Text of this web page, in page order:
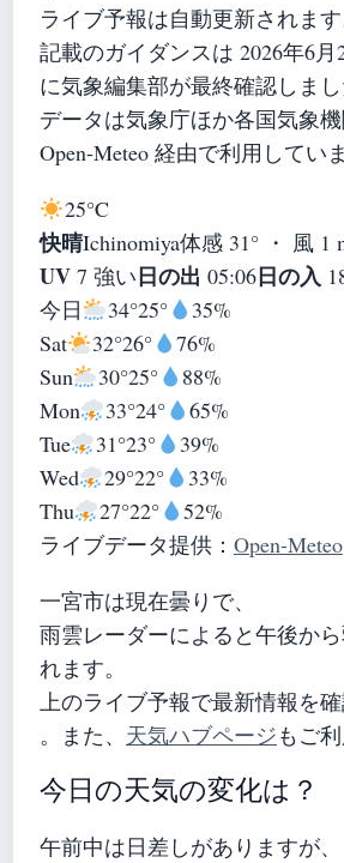
ライブ予報は自動更新されます
記載のガイダンスは 2026年6月
に気象編集部が最終確認しまし
データは気象庁ほか各国気象
Open-Meteo 経由で利用していま
25°C
快晴Ichinomiya体感 31° ・ 風 1
UV 7 強い日の出 05:06日の入
今日
34°25°
35%
Sat
32°26°
76%
Sun
30°25°
88%
Mon
33°24°
65%
Tue
31°23°
39%
Wed
29°22°
33%
Thu
27°22°
52%
ライブデータ提供： Open-Meteo
一宮市は現在曇りで、
雨雲レーダーによると午後か
れます。
上のライブ予報で最新情報を
。また、 天気ハブページもご
今日の天気の変化は？
午前中は日差しがありますが、